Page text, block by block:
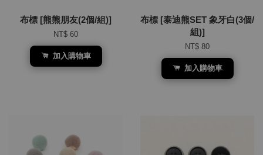
布標 [熊熊朋友(2個/組)]
NT$ 60
加入購物車
布標 [泰迪熊SET 象牙白(3個/
組)]
NT$ 80
加入購物車